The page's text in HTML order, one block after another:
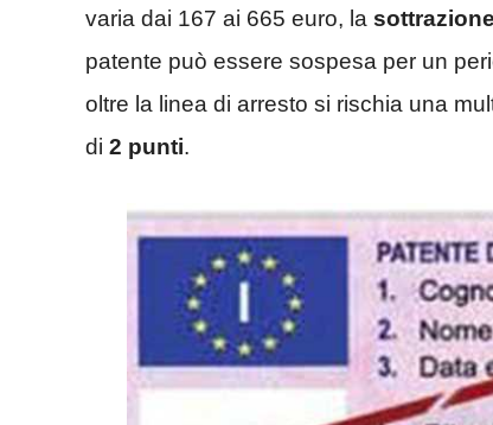
varia dai 167 ai 665 euro, la sottrazione
patente può essere sospesa per un
oltre la linea di arresto si rischia una
di 2 punti.